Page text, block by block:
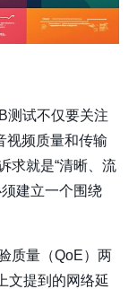
测试不仅要关注
视频质量和传输
求就是“清晰、流
建立一个围绕
质量（QoE）两
文提到的网络延